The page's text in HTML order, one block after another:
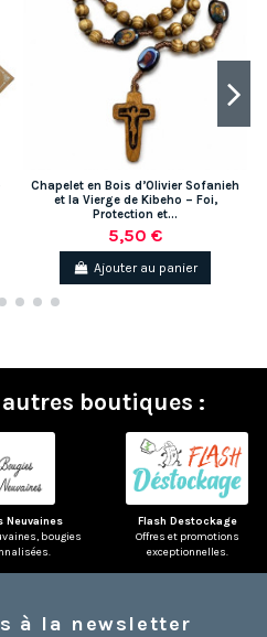
Chapelet en Bois d’Olivier Sofanieh
et la Vierge de Kibeho – Foi,
Protection et...
5,50 €
Ajouter au panier
boutiques :
Neuvaines
bougies
Flash Destockage
Offres et promotions
exceptionnelles.
à la newsletter